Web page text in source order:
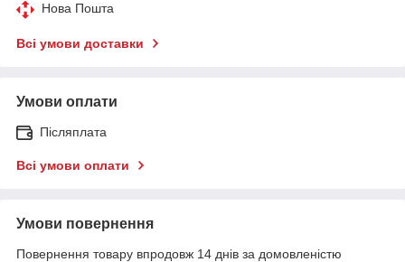
Нова Пошта
Всі умови доставки
Умови оплати
Післяплата
Всі умови оплати
Умови повернення
Повернення товару впродовж 14 днів за домовленістю